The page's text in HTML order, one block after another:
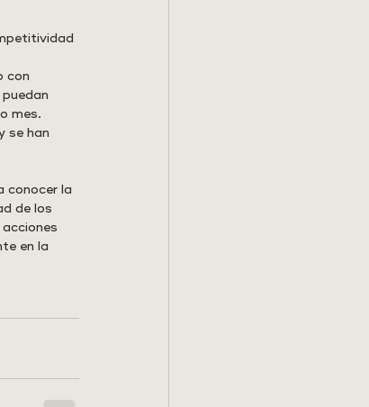
con
mes.
se han
conocer la
de los
en la